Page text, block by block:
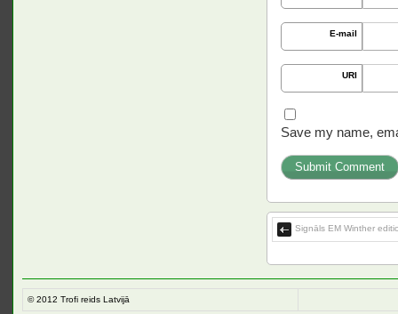
E-mail
URI
Save my name,
Signāls EM Winther
© 2012 Trofi reids Latvijā